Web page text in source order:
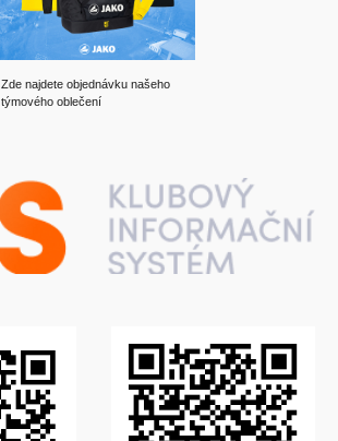
Zde najdete objednávku našeho
týmového oblečení